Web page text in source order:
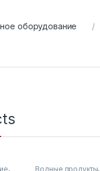
оборудование
,
Водные продукты,